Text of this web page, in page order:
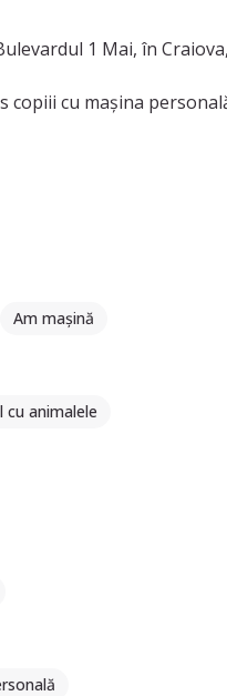
1 Mai, în
copiii cu mașina
in îngrijirea copiilor,
Am mașină
cu animalele